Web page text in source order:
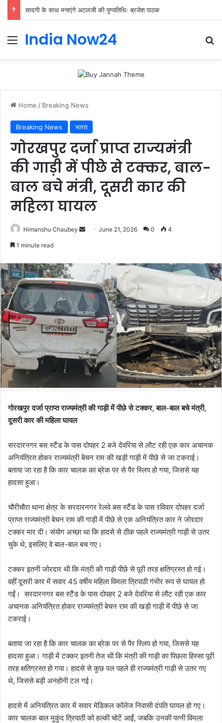
सादगी के साथ मनाएंगे अटलजी की पुण्यतिथिः ब्रजेश पाठक
India Now24
Home / Breaking News
Breaking News भारत
गोरखपुर दर्जा प्राप्त राज्यमंत्री
की गाड़ी में पीछे से टक्कर, बाल-
बाल बचे मंत्री, दूसरी कार की
महिला घायल
Himanshu Chaubey June 21, 2026 0 4
1 minute read
गोरखपुर दर्जा प्राप्त राज्यमंत्री की गाड़ी में पीछे से टक्कर, बाल-बाल बचे मंत्री,
दूसरी कार की महिला घायल
सरदारनगर बस स्टैंड के पास दोपहर 2 बजे देवरिया से लौट रही एक कार अचानक
अनियंत्रित होकर राज्यमंत्री बेचन राम की खड़ी गाड़ी में पीछे से जा टकराई।
बताया जा रहा है कि कार चालक का ब्रेक पर से पैर स्लिप हो गया, जिससे यह
हादसा हुआ।
चौरीचौरा थाना क्षेत्र के सरदारनगर रेलवे बस स्टैंड के पास रविवार दोपहर दर्जा
प्राप्त राज्यमंत्री बेचन राम की गाड़ी में पीछे से एक अनियंत्रित कार ने जोरदार
टक्कर मार दी। संयोग अच्छा था कि हादसे से ठीक पहले राज्यमंत्री गाड़ी से उतर
चुके थे, इसलिए वे बाल-बाल बच गए।
टक्कर इतनी जोरदार थी कि मंत्री की गाड़ी पीछे से पूरी तरह क्षतिग्रस्त हो गई।
वहीं दूसरी कार में सवार 45 वर्षीय महिला विमला त्रिपाठी गंभीर रूप से घायल हो
गईं। सरदारनगर बस स्टैंड के पास दोपहर 2 बजे देवरिया से लौट रही एक कार
अचानक अनियंत्रित होकर राज्यमंत्री बेचन राम की खड़ी गाड़ी में पीछे से जा
टकराई।
बताया जा रहा है कि कार चालक का ब्रेक पर से पैर स्लिप हो गया, जिससे यह
हादसा हुआ। गाड़ी में टक्कर इतनी तेज थी कि मंत्री की गाड़ी का पिछला हिस्सा पूरी
तरह क्षतिग्रस्त हो गया। हादसे से कुछ पल पहले ही राज्यमंत्री गाड़ी से उतर गए
थे, जिससे बड़ी अनहोनी टल गई।
हादसे में अनियंत्रित कार में सवार मेडिकल कॉलेज निवासी दंपति घायल हो गए।
कार चालक बाल मुकुंद त्रिपाठी को हल्की चोटें आईं, जबकि उनकी पत्नी विमला